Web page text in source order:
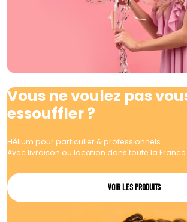
Vous ne voulez pas
essouffler ?
Hélium pour particulier & professionnels
Avec livraison ou location dans toute la France
VOIR LES PRODUITS